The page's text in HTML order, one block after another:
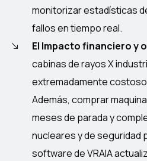
monitorizar estadísticas
fallos en tiempo real.
El Impacto financiero y
cabinas de rayos X
extremadamente
Además, comprar
meses de parada y
nucleares y de seguridad
software de VRAIA